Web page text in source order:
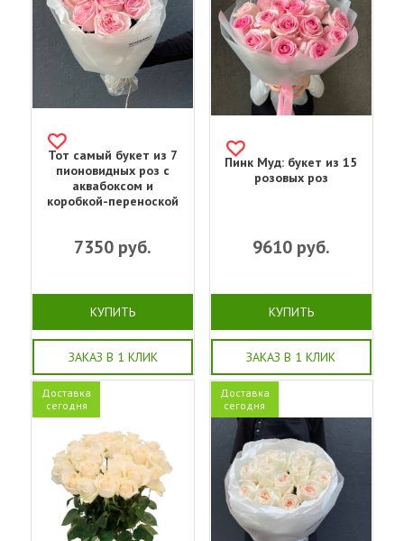
Тот самый букет из 7
пионовидных роз с
аквабоксом и
коробкой-переноской
7350 руб.
КУПИТЬ
ЗАКАЗ В 1 КЛИК
Пинк Муд: букет из 15
розовых роз
9610руб.
КУПИТЬ
ЗАКАЗ В 1 КЛИК
Доставка
сегодня
Доставка
сегодня